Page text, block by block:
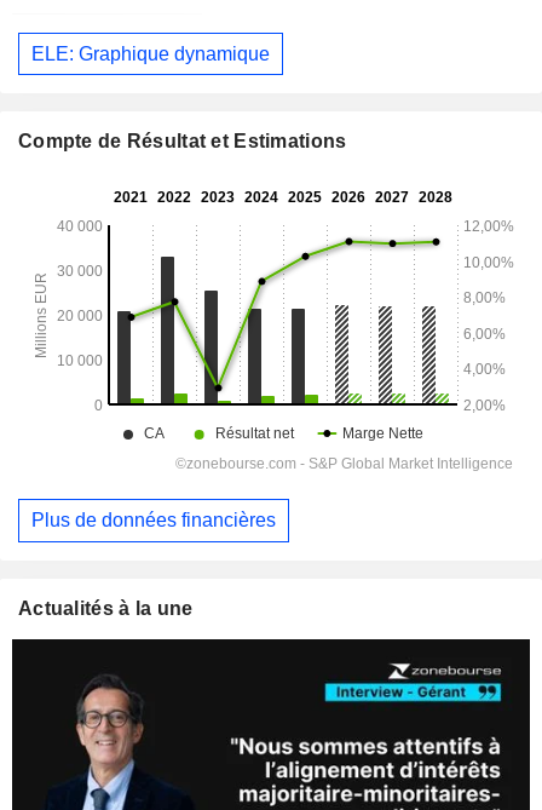
ELE: Graphique dynamique
Compte de Résultat et Estimations
Plus de données financières
Actualités à la une